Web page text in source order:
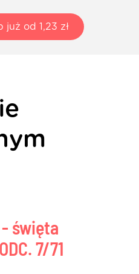
już od 1,23 zł
święta
ODC. 7/71